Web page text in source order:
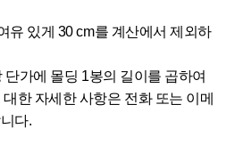
유 있게 30 cm를 계산에서 제외하
단가에 몰딩 1봉의 길이를 곱하여
한 자세한 사항은 전화 또는 이메
다.